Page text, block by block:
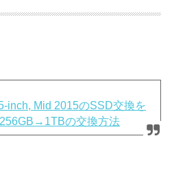
inch, Mid 2015のSSD交換を
の交換方法